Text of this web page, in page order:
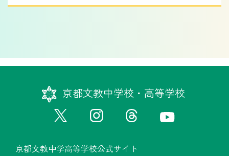
京都文教中学校・高等学校
京都文教中学高等学校公式サイト